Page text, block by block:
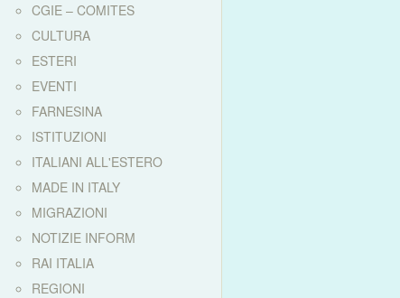
CGIE – COMITES
CULTURA
ESTERI
EVENTI
FARNESINA
ISTITUZIONI
ITALIANI ALL'ESTERO
MADE IN ITALY
MIGRAZIONI
NOTIZIE INFORM
RAI ITALIA
REGIONI